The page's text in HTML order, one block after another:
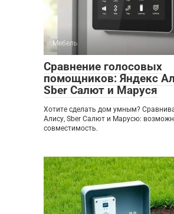
Мебель
Сравнение голосовых
помощников: Яндекс
Sber Салют и Маруся
Хотите сделать дом умным?
Алису, Sber Салют и Марусю:
совместимость.